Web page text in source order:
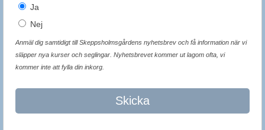
Ja
Nej
Anmäl dig samtidigt till Skeppsholmsgårdens nyhetsbrev och få information när vi
släpper nya kurser och seglingar. Nyhetsbrevet kommer ut lagom ofta, vi
kommer inte att fylla din inkorg.
Skicka